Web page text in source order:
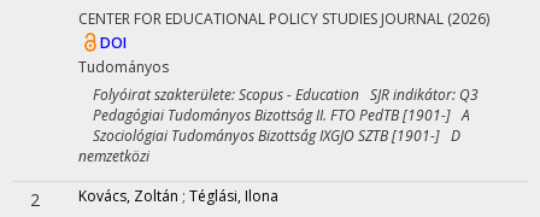
CENTER FOR EDUCATIONAL POLICY STUDIES JOURNAL (2026)
DOI
Tudományos
Folyóirat szakterülete: Scopus - Education SJR indikátor: Q3
Pedagógiai Tudományos Bizottság II. FTO PedTB [1901-] A
Szociológiai Tudományos Bizottság IXGJO SZTB [1901-] D
nemzetközi
2 Kovács, Zoltán ; Téglási, Ilona